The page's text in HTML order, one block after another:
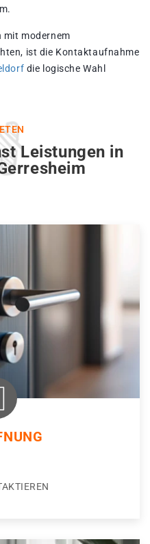
mit modernem
ist die Kontaktaufnahme
die logische Wahl
Leistungen in